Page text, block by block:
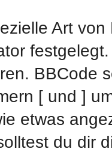
Art
BBCode
[ und ]
etwas
du dir